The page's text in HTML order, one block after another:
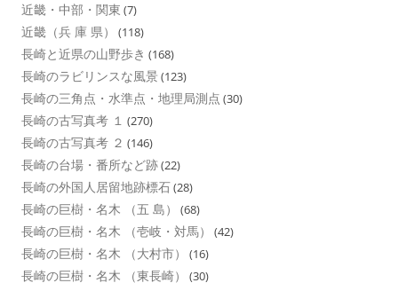
近畿・中部・関東 (7)
近畿（兵 庫 県） (118)
長崎と近県の山野歩き (168)
長崎のラビリンスな風景 (123)
長崎の三角点・水準点・地理局測点 (30)
長崎の古写真考 １ (270)
長崎の古写真考 ２ (146)
長崎の台場・番所など跡(22)
長崎の外国人居留地跡標石(28)
長崎の巨樹・名木 （五 島） (68)
長崎の巨樹・名木 （壱岐・対馬） (42)
長崎の巨樹・名木 （大村市） (16)
長崎の巨樹・名木 （東長崎） (30)